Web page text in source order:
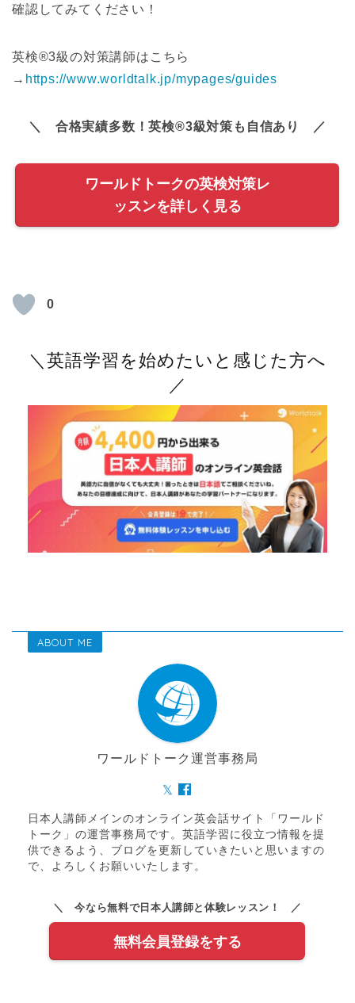
確認してみてください！
英検®3級の対策講師はこちら
→ https://www.worldtalk.jp/mypages/guides
＼ 合格実績多数！英検®3級対策も自信あり ／
ワールドトークの英検対策レ
ッスンを詳しく見る
0
＼英語学習を始めたいと感じた方へ
／
ABOUT ME
ワールドトーク運営事務局
日本人講師メインのオンライン英会話サイト「ワールド
トーク」の運営事務局です。英語学習に役立つ情報を提
供できるよう、ブログを更新していきたいと思いますの
で、よろしくお願いいたします。
＼ 今なら無料で日本人講師と体験レッスン！ ／
無料会員登録をする